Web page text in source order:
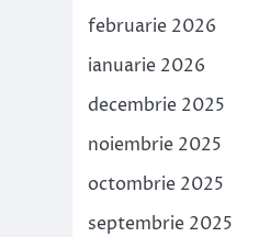
februarie 2026
ianuarie 2026
decembrie 2025
noiembrie 2025
octombrie 2025
septembrie 2025